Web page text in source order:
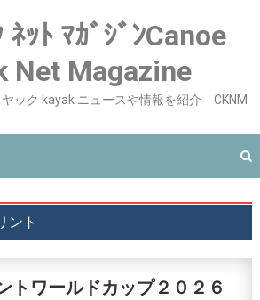
ﾈｯﾄ ﾏｶﾞｼﾞﾝCanoe
Net Magazine
ック kayak ニュースや情報を紹介 CKNM
ント
トワールドカップ２０２６